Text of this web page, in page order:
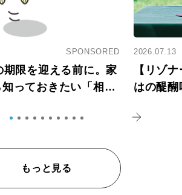
SPONSORED
限を迎える前に。家
っておきたい「相続
2026.07.13
【リゾ
はの醍
もっと見る